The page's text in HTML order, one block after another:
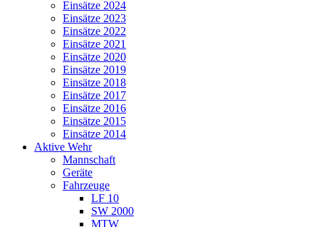
Einsätze 2024
Einsätze 2023
Einsätze 2022
Einsätze 2021
Einsätze 2020
Einsätze 2019
Einsätze 2018
Einsätze 2017
Einsätze 2016
Einsätze 2015
Einsätze 2014
Aktive Wehr
Mannschaft
Geräte
Fahrzeuge
LF 10
SW 2000
MTW